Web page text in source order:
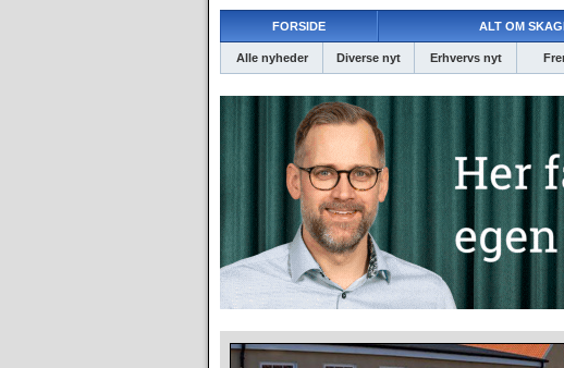
FORSIDE ALT OM
Alle nyheder Diverse nyt Erhvervs nyt